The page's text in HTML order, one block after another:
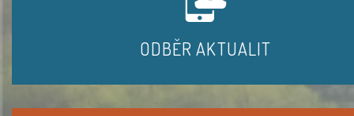
ODBĚR AKTUALIT